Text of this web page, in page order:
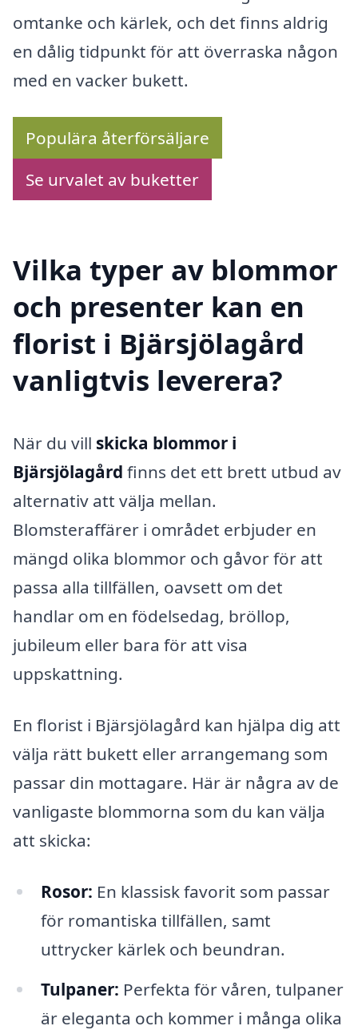
omtanke och kärlek, och det finns aldrig
en dålig tidpunkt för att överraska någon
med en vacker bukett.
Populära återförsäljare
Se urvalet av buketter
Vilka typer av blommor
och presenter kan en
florist i Bjärsjölagård
vanligtvis leverera?
När du vill skicka blommor i
Bjärsjölagård finns det ett brett utbud av
alternativ att välja mellan.
Blomsteraffärer i området erbjuder en
mängd olika blommor och gåvor för att
passa alla tillfällen, oavsett om det
handlar om en födelsedag, bröllop,
jubileum eller bara för att visa
uppskattning.
En florist i Bjärsjölagård kan hjälpa dig att
välja rätt bukett eller arrangemang som
passar din mottagare. Här är några av de
vanligaste blommorna som du kan välja
att skicka:
Rosor: En klassisk favorit som passar
för romantiska tillfällen, samt
uttrycker kärlek och beundran.
Tulpaner: Perfekta för våren, tulpaner
är eleganta och kommer i många olika